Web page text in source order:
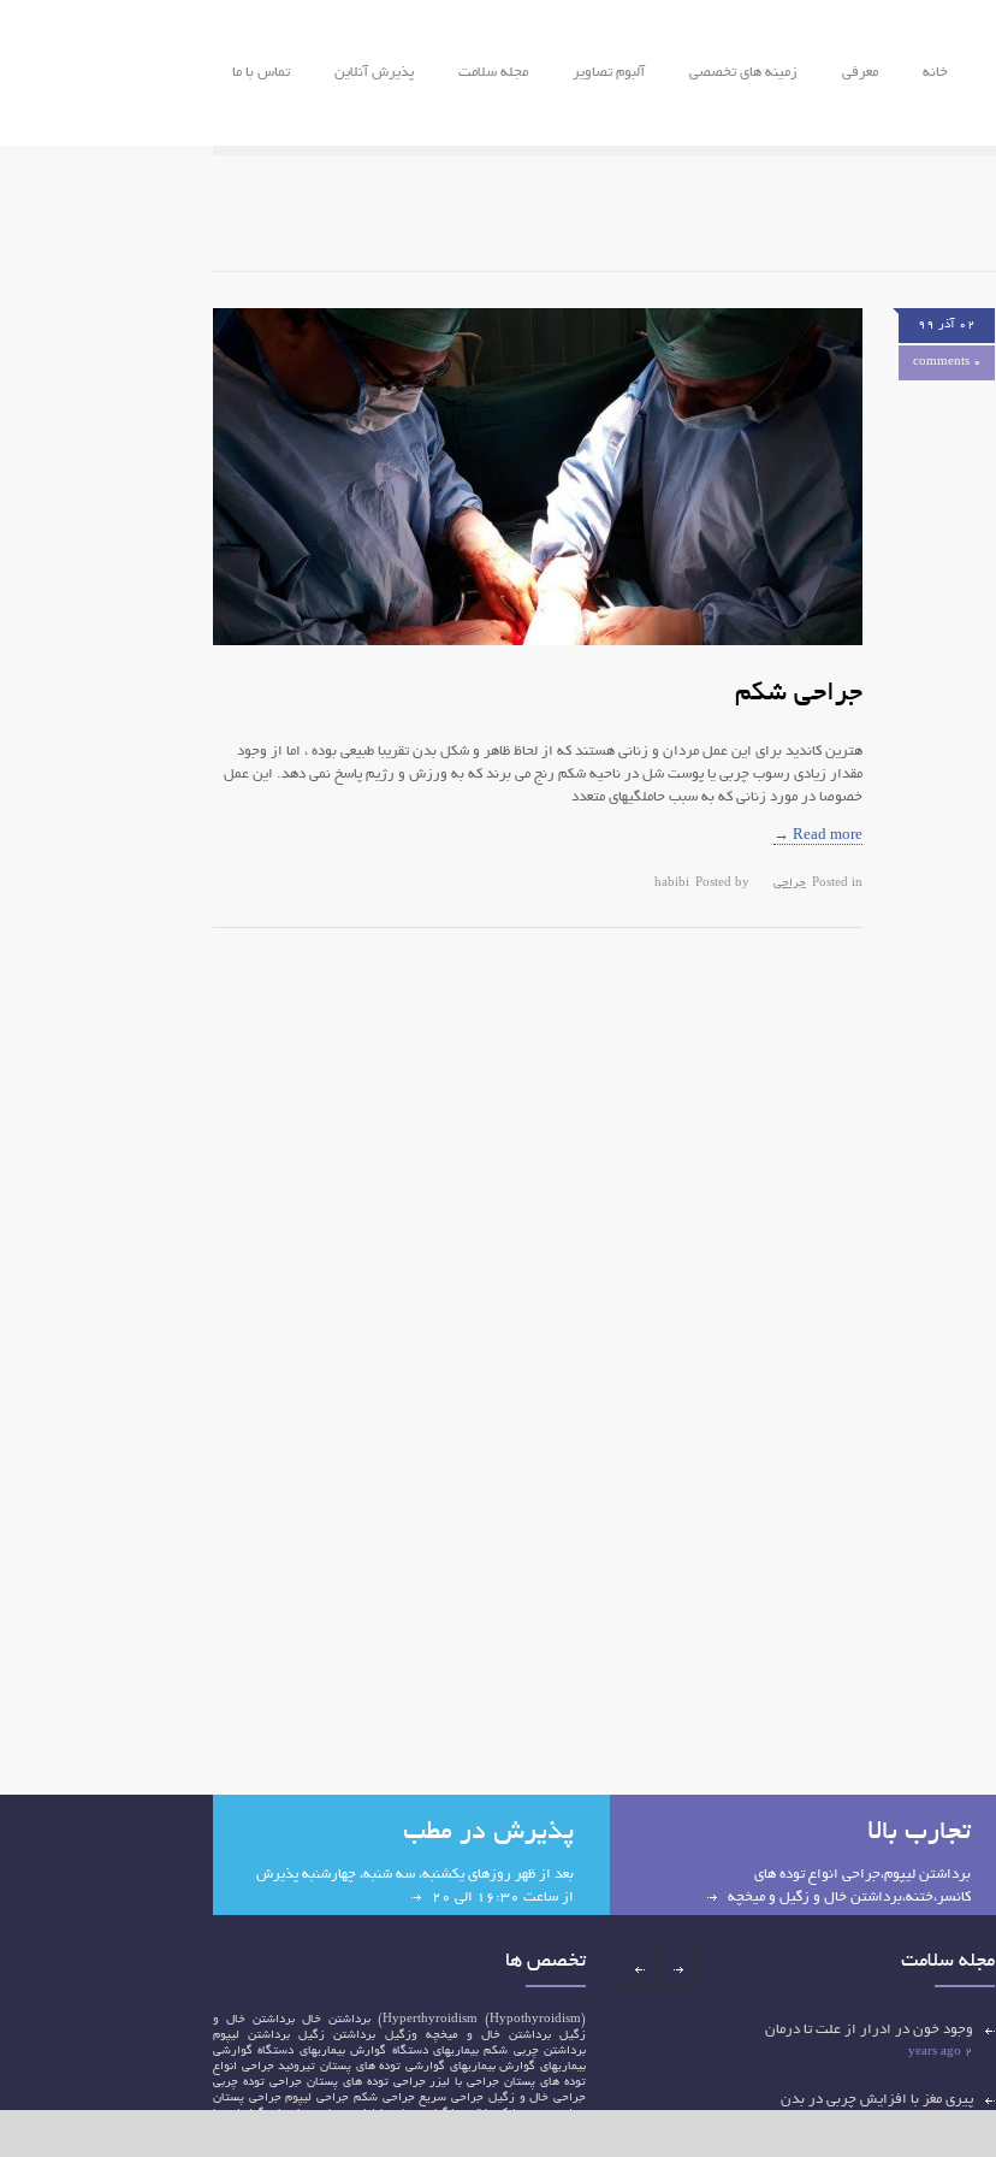
خانه معرفی زمینه های تخصصی آلبوم تصاویر مجله سلامت پذیرش آنلاین تماس با ما
۰۲ آذر ۹۹
0 comments
جراحی شکم
هترین کاندید برای این عمل مردان و زنانی هستند که از لحاظ ظاهر و شکل بدن تقریبا طبیعی بوده ، اما از وجود
مقدار زیادی رسوب چربی یا پوست شل در ناحیه شکم رنج می برند که به ورزش و رژیم پاسخ نمی دهد. این عمل
خصوصا در مورد زنانی که به سبب حاملگیهای متعدد
Read more →
Posted in جراحی Posted by
habibi
تجارب بالا
برداشتن لیپوم،جراحی انواع توده های
کانسر،ختنه،برداشتن خال و زگیل و میخچه
پذیرش در مطب
بعد از ظهر روزهای یکشنبه، سه شنبه، چهارشنبه پذیرش
از ساعت 16:30 الی 20
مجله سلامت
وجود خون در ادرار از علت تا درمان
2 years ago
پیری مغز با افزایش چربی در بدن
تخصص ها
(Hypothyroidism)
Hyperthyroidism) برداشتن خال برداشتن خال و
زگیل
برداشتن خال و میخچه وزگیل برداشتن زگیل
برداشتن لیپوم
برداشتن چربی شکم بیماریهای دستگاه گوارش بیماریهای دستگاه گوارشی
بیماریهای گوارش بیماریهای گوارشی توده های پستان تیروئید جراحی انواع
توده های پستان جراحی با لیزر جراحی توده های پستان جراحی توده چربی
جراحی خال و زگیل جراحی سریع جراحی شکم جراحی لیپوم جراحی پستان
جراحی چربی شکم خال و زگیل درمان با لیزر درمان بیماریهای گوارشی با